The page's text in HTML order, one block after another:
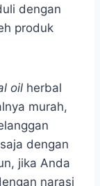
dengan
produk
oil herbal
murah,
dengan
jika Anda
narasi